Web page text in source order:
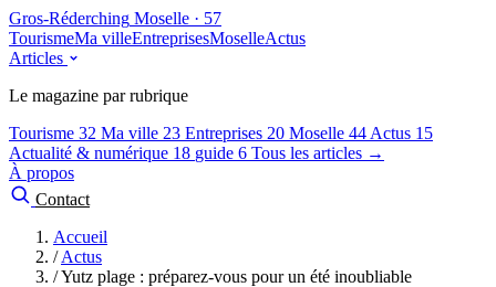
Gros-Réderching Moselle · 57
TourismeMa villeEntreprisesMoselleActus
Articles
Le magazine par rubrique
Tourisme 32 Ma ville 23 Entreprises 20 Moselle 44 Actus 15
Actualité & numérique 18 guide 6 Tous les articles →
À propos
Contact
Accueil
/ Actus
/Yutz plage : préparez-vous pour un été inoubliable